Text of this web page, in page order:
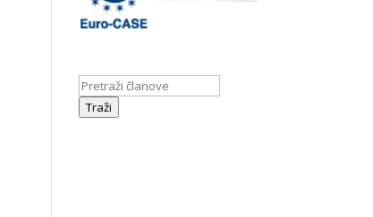
Traži